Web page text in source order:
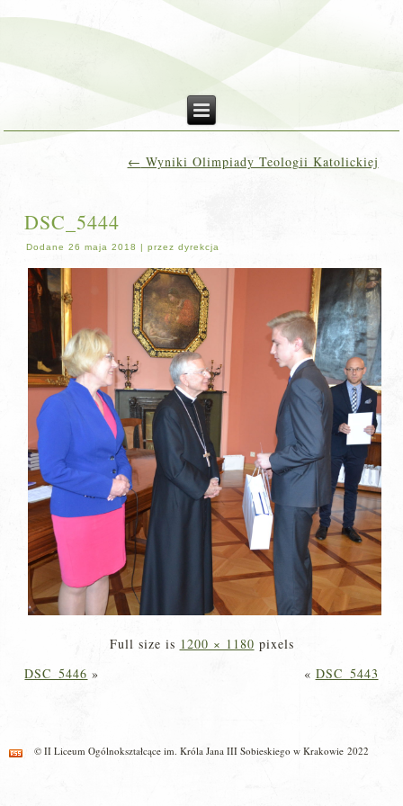
← Wyniki Olimpiady Teologii Katolickiej
DSC_5444
Dodane 26 maja 2018 |przez dyrekcja
Full size is 1200 × 1180 pixels
DSC_5446 » « DSC_5443
© II Liceum Ogólnokształcące im. Króla Jana III Sobieskiego w Krakowie 2022